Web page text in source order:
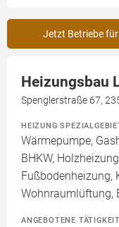
Jetzt Betriebe für
Heizungsbau
Spenglerstraße 67,
HEIZUNG
Wärmepumpe,
BHKW,
Fußbodenheizung,
Wohnraumlüftung,
ANGEBOTENE